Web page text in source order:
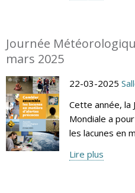
Journée
mars 2025
22-03-2025
Cette année, la
Mondiale a
les lacunes en
Lire plus